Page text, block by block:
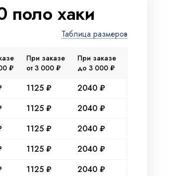
поло хаки
Таблица размеров
₽
При заказе
от 3 000 ₽
При заказе
до 3 000 ₽
1125 ₽
2040 ₽
1125 ₽
2040 ₽
1125 ₽
2040 ₽
1125 ₽
2040 ₽
1125 ₽
2040 ₽